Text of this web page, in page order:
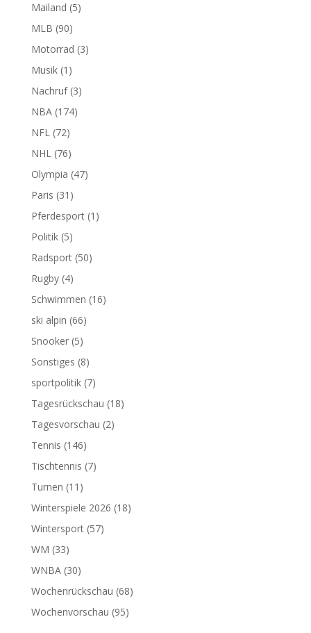
Mailand (5)
MLB (90)
Motorrad (3)
Musik(1)
Nachruf(3)
NBA(174)
NFL(72)
NHL(76)
Olympia (47)
Paris (31)
Pferdesport(1)
Politik(5)
Radsport(50)
Rugby(4)
Schwimmen (16)
ski alpin (66)
Snooker(5)
Sonstiges (8)
sportpolitik(7)
Tagesrückschau (18)
Tagesvorschau (2)
Tennis (146)
Tischtennis (7)
Turnen (11)
Winterspiele 2026 (18)
Wintersport(57)
WM (33)
WNBA(30)
Wochenrückschau (68)
Wochenvorschau (95)